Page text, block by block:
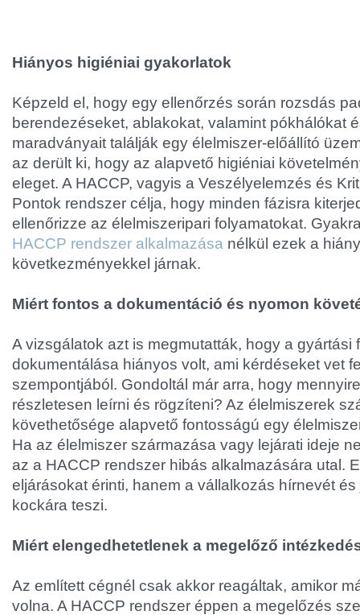
Hiányos higiéniai gyakorlatok
Képzeld el, hogy egy ellenőrzés során rozsdás
berendezéseket, ablakokat, valamint pókhálókat
maradványait találják egy élelmiszer-előállító
az derült ki, hogy az alapvető higiéniai
eleget. A HACCP, vagyis a Veszélyelemzés és
Pontok rendszer célja, hogy minden fázisra
ellenőrizze az élelmiszeripari folyamatokat.
HACCP rendszer alkalmazása nélkül ezek a
következményekkel járnak.
Miért fontos a dokumentáció és nyomon
A vizsgálatok azt is megmutatták, hogy a gyártási
dokumentálása hiányos volt, ami kérdéseket vet
szempontjából. Gondoltál már arra, hogy
részletesen leírni és rögzíteni? Az élelmiszerek
követhetősége alapvető fontosságú egy
Ha az élelmiszer származása vagy lejárati ideje
az a HACCP rendszer hibás alkalmazására utal.
eljárásokat érinti, hanem a vállalkozás hírnevét
kockára teszi.
Miért elengedhetetlenek a megelőző
Az említett cégnél csak akkor reagáltak, amikor
volna. A HACCP rendszer éppen a megelőzés